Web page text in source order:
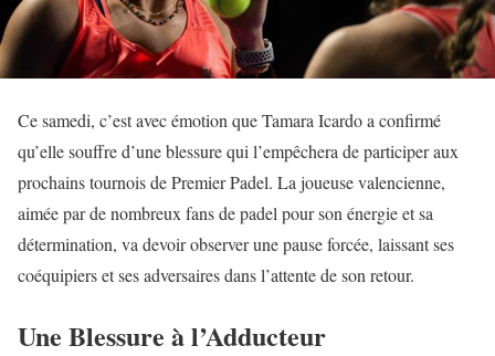
Ce samedi, c’est avec émotion que Tamara Icardo a confirmé
qu’elle souffre d’une blessure qui l’empêchera de participer aux
prochains tournois de Premier Padel. La joueuse valencienne,
aimée par de nombreux fans de padel pour son énergie et sa
détermination, va devoir observer une pause forcée, laissant ses
coéquipiers et ses adversaires dans l’attente de son retour.
Une Blessure à l’Adducteur